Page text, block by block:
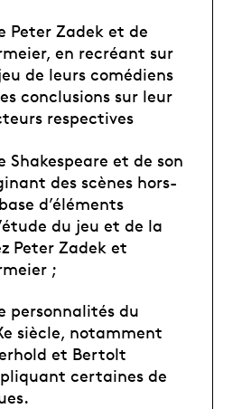
Peter Zadek et de
en recréant sur
de leurs comédiens
conclusions sur leur
respectives
et de son
des scènes hors-
d’éléments
du jeu et de la
Peter Zadek et
;
personnalités du
siècle, notamment
et Bertolt
certaines de